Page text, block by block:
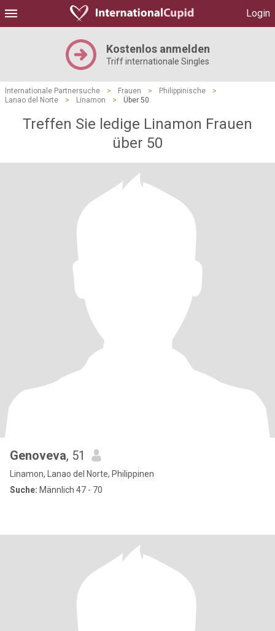
Login
Kostenlos anmelden
Triff internationale Singles
Internationale Partnersuche > Frauen > Philippinische
>
Lanao del Norte
> Linamon > Über 50
Treffen Sie ledige Linamon Frauen
über 50
Genoveva, 51
Linamon, Lanao del Norte, Philippinen
Suche: Männlich 47 - 70